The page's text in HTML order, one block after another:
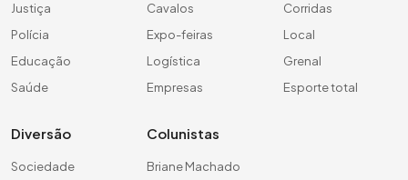
Justiça
Polícia
Educação
Saúde
Cavalos
Expo-feiras
Logística
Empresas
Corridas
Local
Grenal
Esporte total
Diversão
Sociedade
Colunistas
Briane Machado